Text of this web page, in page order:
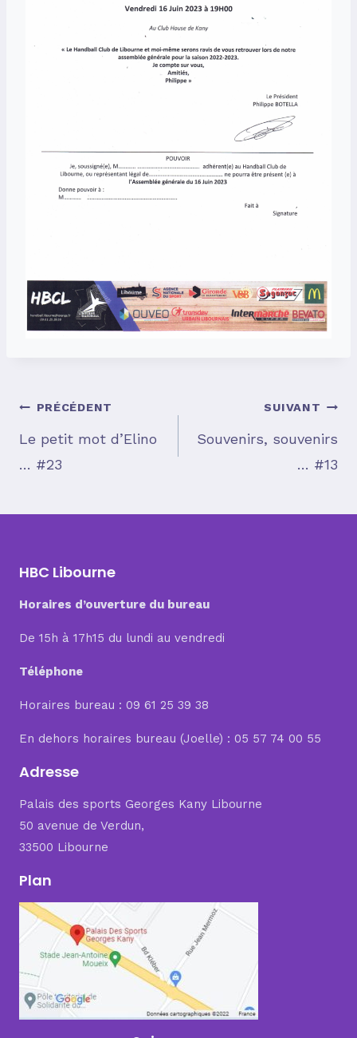
Navigation
de
l’article
PRÉCÉDENT
Le petit mot d’Elino
… #23
SUIVANT
Souvenirs, souvenirs
… #13
HBC Libourne
Horaires d’ouverture du bureau
De 15h à 17h15 du lundi au vendredi
Téléphone
Horaires bureau : 09 61 25 39 38
En dehors horaires bureau (Joelle) : 05 57 74 00 55
Adresse
Palais des sports Georges Kany Libourne
50 avenue de Verdun,
33500 Libourne
Plan